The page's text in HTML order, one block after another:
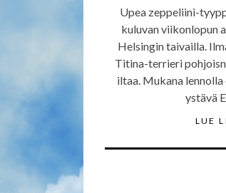
Upea zeppeliini-
kuluvan viikonlopun
Helsingin taivailla.
Titina-terrieri
iltaa. Mukana
ystävä
LUE